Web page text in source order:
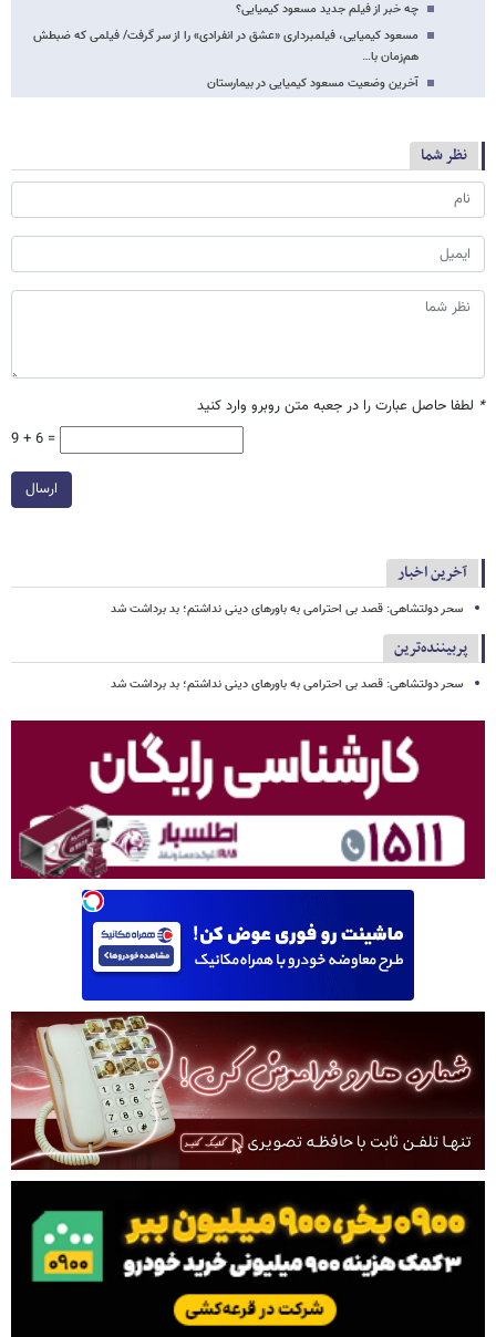
چه خبر از فیلم جدید مسعود کیمیایی؟
مسعود کیمیایی، فیلمبرداری «عشق در انفرادی» را از سر گرفت/ فیلمی که ضبطش
هم‌زمان با…
آخرین وضعیت مسعود کیمیایی در بیمارستان
نظر شما
* لطفا حاصل عبارت را در جعبه متن روبرو وارد کنید
9 + 6 =
ارسال
آخرین اخبار
سحر دولتشاهی: قصد بی احترامی به باورهای دینی نداشتم؛ بد برداشت شد
پربیننده‌ترین
سحر دولتشاهی: قصد بی احترامی به باورهای دینی نداشتم؛ بد برداشت شد